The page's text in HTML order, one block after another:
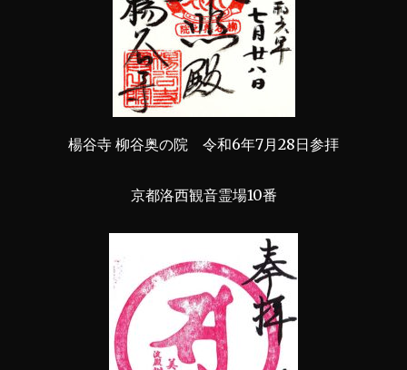
楊谷寺 柳谷奥の院 令和6年7月28日参拝
京都洛西観音霊場10番